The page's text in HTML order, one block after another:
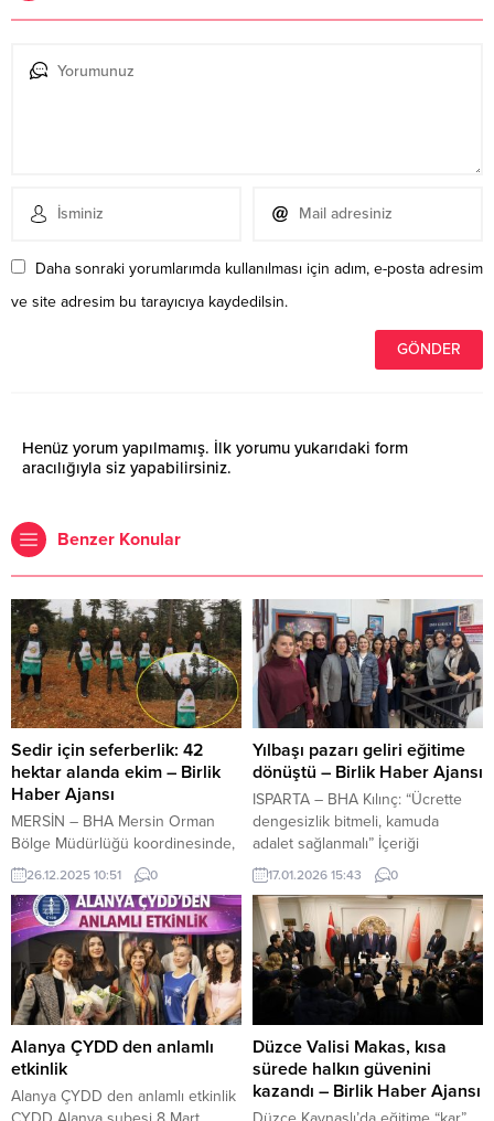
Daha sonraki yorumlarımda kullanılması için adım, e-posta adresim
ve site adresim bu tarayıcıya kaydedilsin.
Henüz yorum yapılmamış. İlk yorumu yukarıdaki form
aracılığıyla siz yapabilirsiniz.
Benzer Konular
Sedir için seferberlik: 42
hektar alanda ekim – Birlik
Haber Ajansı
MERSİN – BHA Mersin Orman
Bölge Müdürlüğü koordinesinde,
Tarsus Orman İşletme Müdürlüğü
ve Başoluk Orman İşletme Şefliği
tarafından Toros sedirlerinin
geleceği için önemli bir çalışma
hayata geçirildi. Sedir
gençleştirme sahalarında
yürütülen çalışma kapsamında 42
hektarlık alanda yaklaşık 15 ton
karpelli sedir tohumu toprakla
buluşturuldu. Karpelli sedir
tohumu ekim programına;
Orman...
26.12.2025 10:51 0
Yılbaşı pazarı geliri eğitime
dönüştü – Birlik Haber Ajansı
ISPARTA – BHA Kılınç: “Ücrette
dengesizlik bitmeli, kamuda
adalet sağlanmalı” İçeriği
Görüntüle YAZI ARASI REKLAM
ALANI TOBB Isparta Kadın
Girişimciler Kurulu (KGK)
tarafından organize edilen
Girişimci Kadınlar Yılbaşı Pazarı
etkinliğinden elde edilen stant
gelirleriyle, Eğirdir İrfan Kaynak
Sınıfı kazandırıldı. Oluşturulan
sınıfa, Isparta 32 Spor’un eski
teknik direktörü...
17.01.2026 15:43 0
Alanya ÇYDD den anlamlı
etkinlik
Alanya ÇYDD den anlamlı etkinlik
Düzce Valisi Makas, kısa
sürede halkın güvenini
kazandı – Birlik Haber Ajansı